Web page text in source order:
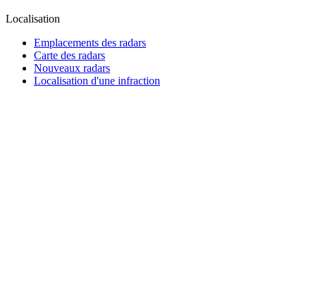
Localisation
Emplacements des radars
Carte des radars
Nouveaux radars
Localisation d'une infraction